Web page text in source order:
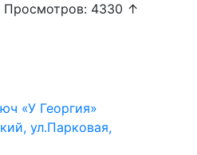
Просмотров: 4330 ↑